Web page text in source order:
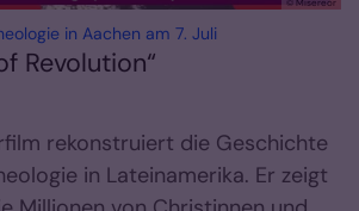
© Misereor
in Aachen am 7. Juli:
Revolution“
rekonstruiert die Geschichte
in Lateinamerika. Er zeigt